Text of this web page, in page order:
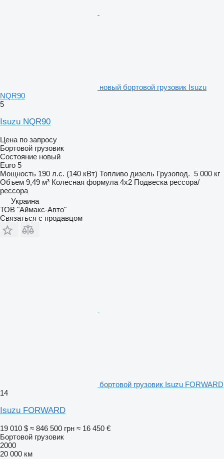
новый бортовой грузовик Isuzu
NQR90
5
Isuzu NQR90
Цена по запросу
Бортовой грузовик
Состояние новый
Euro 5
Мощность 190 л.с. (140 кВт) Топливо дизель Грузопод. 5 000 кг
Объем 9,49 м³ Колесная формула 4x2 Подвеска рессора/
рессора
Украина
ТОВ "Аймакс-Авто"
Связаться с продавцом
бортовой грузовик Isuzu FORWARD
14
Isuzu FORWARD
19 010 $ ≈ 846 500 грн ≈ 16 450 €
Бортовой грузовик
2000
20 000 км